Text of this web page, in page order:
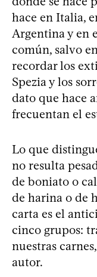
hace en Italia,
Argentina y en
común, salvo
recordar los
Spezia y los
dato que hace
frecuentan el
Lo que
no resulta
de boniato o
de harina o de
carta es el
cinco grupos:
nuestras
autor.